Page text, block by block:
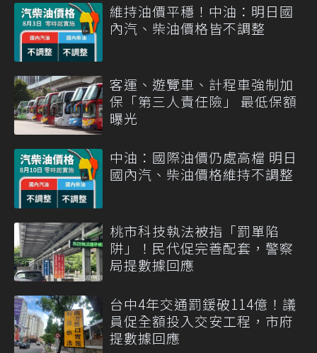
維持油價平穩！中油：明日國
內汽、柴油價格皆不調整
客運、遊覽車、計程車強制加
保「第三人責任險」 最低保額
曝光
中油：國際油價仍處高檔 明日
國內汽、柴油價格維持不調整
桃市科技執法被指「罰單陷
阱」！民代促完善配套，警察
局提數據回應
台中4年交通罰鍰破114億！議
員促全額投入交安工程，市府
提數據回應